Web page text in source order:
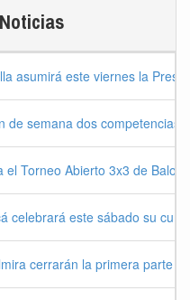
asumirá este viernes la
de semana dos competencias
el Torneo Abierto 3x3 de
celebrará este sábado su
cerrarán la primera parte